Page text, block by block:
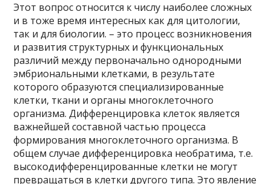
Этот вопрос относится к числу наиболее сложных
и в тоже время интересных как для цитологии,
так и для биологии. – это процесс возникновения
и развития структурных и функциональных
различий между первоначально однородными
эмбриональными клетками, в результате
которого образуются специализированные
клетки, ткани и органы многоклеточного
организма. Дифференцировка клеток является
важнейшей составной частью процесса
формирования многоклеточного организма. В
общем случае дифференцировка необратима, т.е.
высокодифференцированные клетки не могут
превращаться в клетки другого типа. Это явление